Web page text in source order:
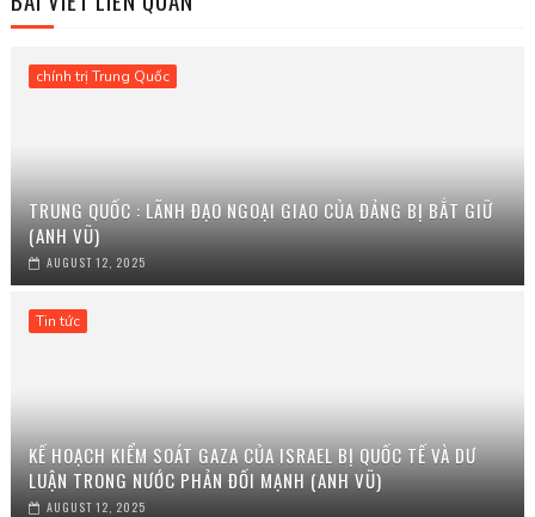
chính trị Trung Quốc
TRUNG QUỐC : LÃNH ĐẠO NGOẠI GIAO CỦA ĐẢNG BỊ BẮT GIỮ
(ANH VŨ)
AUGUST 12, 2025
Tin tức
KẾ HOẠCH KIỂM SOÁT GAZA CỦA ISRAEL BỊ QUỐC TẾ VÀ DƯ
LUẬN TRONG NƯỚC PHẢN ĐỐI MẠNH (ANH VŨ)
AUGUST 12, 2025